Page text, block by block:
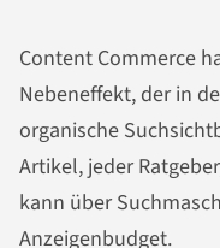
Content Commerce
Nebeneffekt, der in
organische
Artikel, jeder
kann über
Anzeigenbudget.